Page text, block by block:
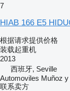
7
HIAB 166 E5
根据请求提供价格
装载起重机
2013
西班牙, Seville
Automoviles Muñoz
联系卖方